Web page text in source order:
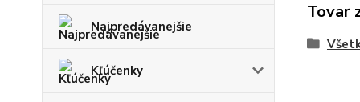
Najpredávanejšie
Kľúčenky
Tovar